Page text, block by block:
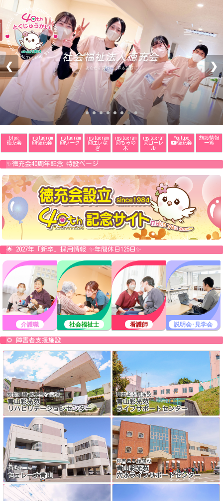
MENU
社会福祉法人徳充会
-あなたを笑顔に。私も笑顔に-
❮ ❯
blog
徳充会
instagram
徳充会
instagram
ワーク
instagram
エレな
ぎ
instagram
もみの
木
instagram
ローレ
ル
YouTube
徳充会
施設情報
一覧
✨徳充会40周年記念 特設ページ
🌟 2027年「新卒」採用情報 ✨年間休日125日✨
介護職 社会福祉士 看護師 説明会･見学会
🌻 障害者支援施設
機能訓練･就労移行支援
青山彩光苑
リハビリテーションセンター
障害者支援施設
青山彩光苑
ライフサポートセンター
福祉ホーム
セェレーナ青山
障害者支援施設
青山彩光苑
穴水ライフサポートセンター